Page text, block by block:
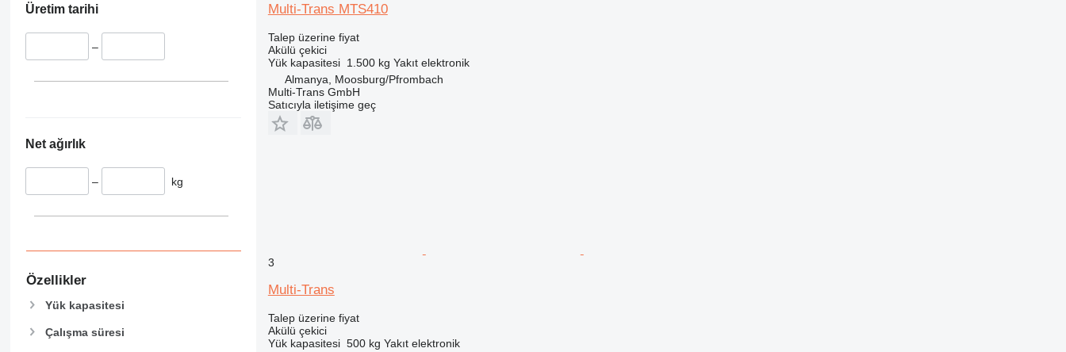
Üretim tarihi
–
Net ağırlık
– kg
Özellikler
Yük kapasitesi
Çalışma süresi
Multi-Trans MTS410
Talep üzerine fiyat
Akülü çekici
Yük kapasitesi 1.500 kg Yakıt elektronik
Almanya, Moosburg/Pfrombach
Multi-Trans GmbH
Satıcıyla iletişime geç
3
Multi-Trans
Talep üzerine fiyat
Akülü çekici
Yük kapasitesi 500 kg Yakıt elektronik